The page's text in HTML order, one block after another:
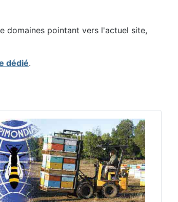
domaines pointant vers l'actuel site,
dédié.